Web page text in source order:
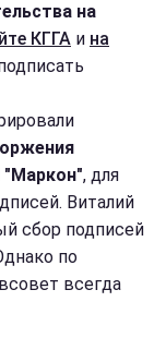
на
КГГА и на
"Маркон", для
Виталий
сбор подписей
по
всегда